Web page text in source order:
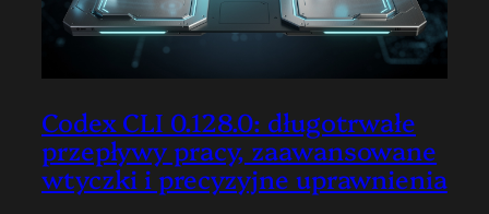
Codex CLI 0.128.0: długotrwałe
przepływy pracy, zaawansowane
wtyczki i precyzyjne uprawnienia